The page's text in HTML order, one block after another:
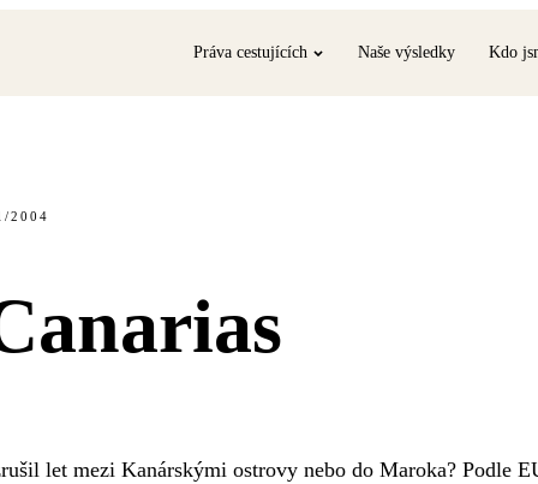
Práva cestujících Naše výsledky Kdo
2004
let mezi Kanárskými ostrovy nebo do Maroka? Podle